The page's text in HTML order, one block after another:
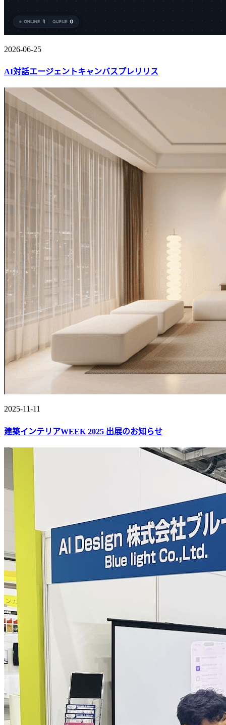
2026-06-25
AI対話エージェントキャンバスプレリリス
2025-11-11
建築インテリアWEEK 2025 出展のお知らせ